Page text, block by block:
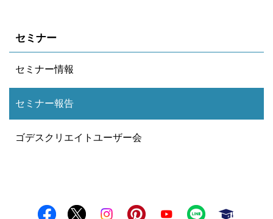
セミナー
セミナー情報
セミナー報告
ゴデスクリエイトユーザー会